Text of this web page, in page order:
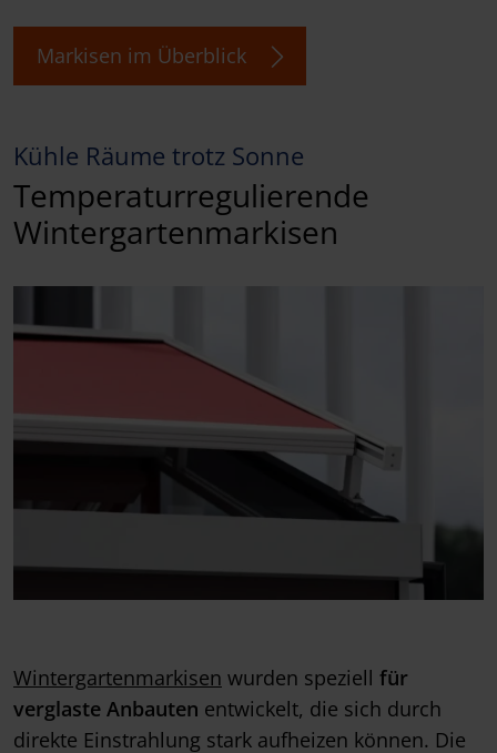
Markisen im Überblick
Kühle Räume trotz Sonne
Temperaturregulierende
Wintergartenmarkisen
Wintergartenmarkisen wurden speziell für
verglaste Anbauten entwickelt, die sich durch
direkte Einstrahlung stark aufheizen können. Die